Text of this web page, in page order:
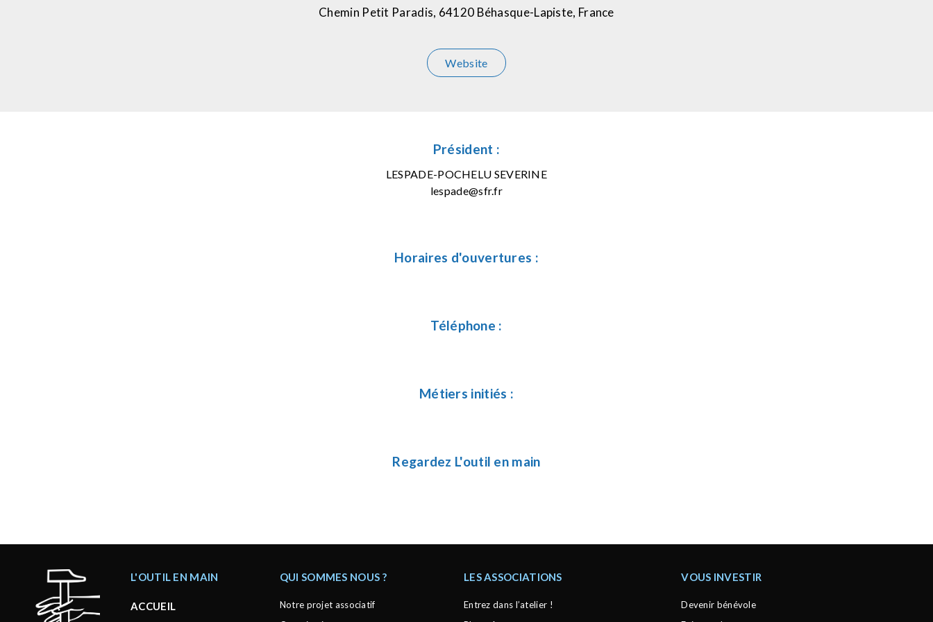
Chemin Petit Paradis, 64120 Béhasque-Lapiste, France
Website
Président :
LESPADE-POCHELU SEVERINE
lespade@sfr.fr
Horaires d'ouvertures :
Téléphone :
Métiers initiés :
Regardez L'outil en main
L'OUTIL EN MAIN
ACCUEIL
QUI SOMMES NOUS ?
Notre projet associatif
LES ASSOCIATIONS
Entrez dans l’atelier !
VOUS INVESTIR
Devenir bénévole